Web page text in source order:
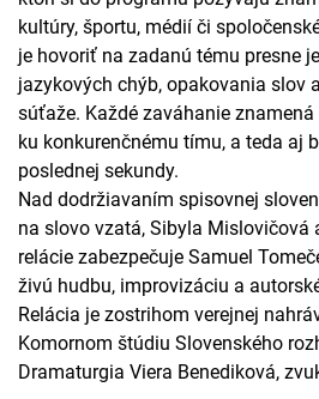
kultúry, športu, médií či
je hovoriť na zadanú tému presne
jazykových chýb, opakovania slov
súťaže. Každé zaváhanie
ku konkurenčnému tímu, a teda aj
poslednej sekundy.
Nad dodržiavaním spisovnej
na slovo vzatá, Sibyla Mislovičová
relácie zabezpečuje Samuel
živú hudbu, improvizáciu a
Relácia je zostrihom verejnej
Komornom štúdiu Slovenského
Dramaturgia Viera Benediková,